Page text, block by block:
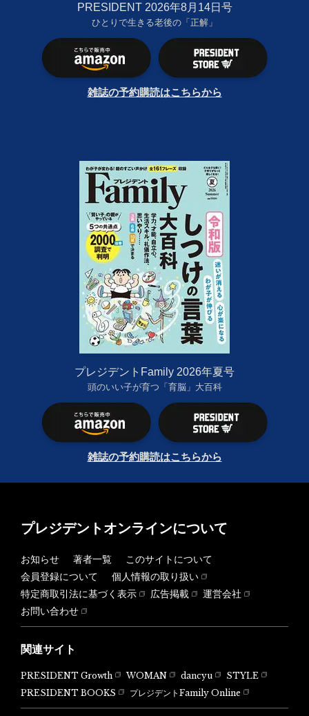
PRESIDENT 2026年8月14日号
ひとりで生きる老後の「正解」
雑誌の予約購読はこちらから
プレジデントFamily 2026年夏号
頭のいい子が育つ「育脳」大百科
雑誌の予約購読はこちらから
プレジデントオンラインについて
お知らせ 著者一覧
このサイトについて
会員登録について
個人情報の取り扱い
特定商取引法に基づく表示
広告掲載
運営会社
お問い合わせ
関連サイト
PRESIDENT Growth WOMAN dancyu
STYLE
PRESIDENT BOOKS
プレジデントFamily Online